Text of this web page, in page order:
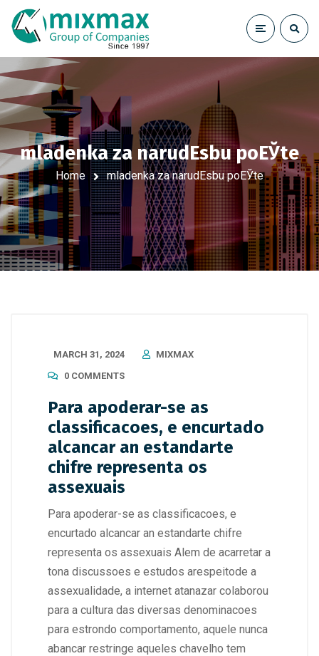
mladenka za narudЕѕbu poЕЎte
Home mladenka za narudЕѕbu poЕЎte
MARCH 31, 2024
MIXMAX
0 COMMENTS
Para apoderar-se as
classificacoes, e encurtado
alcancar an estandarte
chifre representa os
assexuais
Para apoderar-se as classificacoes, e
encurtado alcancar an estandarte chifre
representa os assexuais Alem de acarretar a
tona discussoes e estudos arespeitode a
assexualidade, a internet atanazar colaborou
para a cultura das diversas denominacoes
para estrondo comportamento, aquele nunca
abancar restringe aqueles chavelho tem